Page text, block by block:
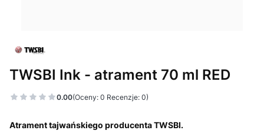
TWSBI Ink - atrament 70 ml RED
0.00(Oceny: 0 Recenzje: 0)
Atrament tajwańskiego producenta TWSBI.